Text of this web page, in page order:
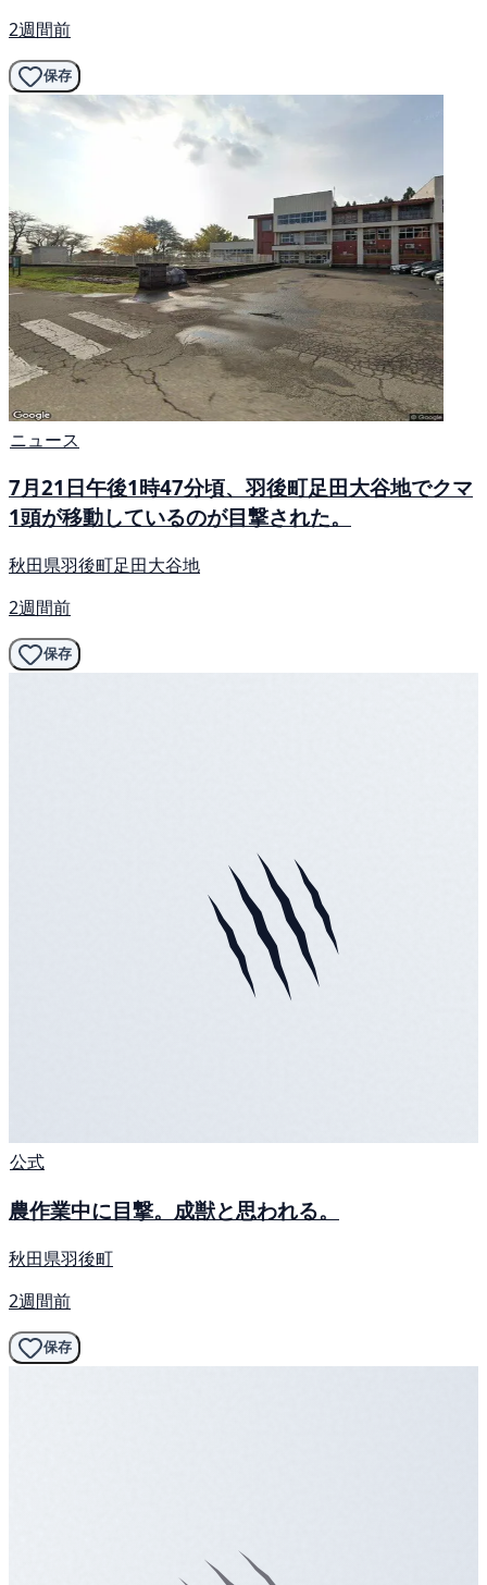
2週間前
保存
ニュース
7月21日午後1時47分頃、羽後町足田大谷地でクマ
1頭が移動しているのが目撃された。
秋田県羽後町足田大谷地
2週間前
保存
公式
農作業中に目撃。成獣と思われる。
秋田県羽後町
2週間前
保存